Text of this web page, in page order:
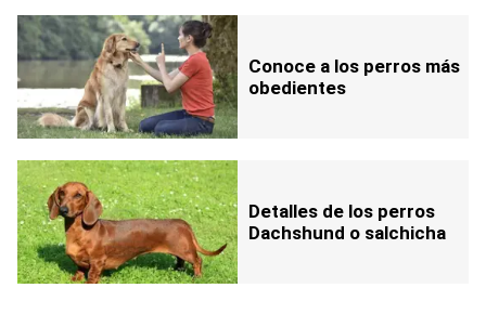
Conoce a los perros más
obedientes
Detalles de los perros
Dachshund o salchicha